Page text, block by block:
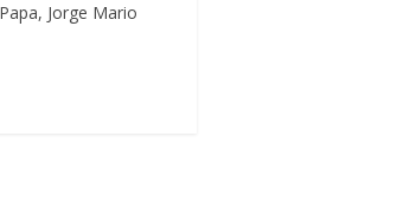
Jorge Mario